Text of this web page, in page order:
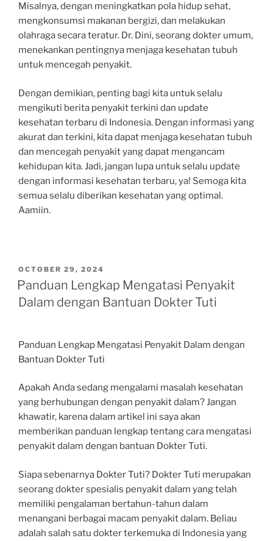
Misalnya, dengan meningkatkan pola hidup sehat,
mengkonsumsi makanan bergizi, dan melakukan
olahraga secara teratur. Dr. Dini, seorang dokter umum,
menekankan pentingnya menjaga kesehatan tubuh
untuk mencegah penyakit.
Dengan demikian, penting bagi kita untuk selalu
mengikuti berita penyakit terkini dan update
kesehatan terbaru di Indonesia. Dengan informasi yang
akurat dan terkini, kita dapat menjaga kesehatan tubuh
dan mencegah penyakit yang dapat mengancam
kehidupan kita. Jadi, jangan lupa untuk selalu update
dengan informasi kesehatan terbaru, ya! Semoga kita
semua selalu diberikan kesehatan yang optimal.
Aamiin.
POSTED
ON
OCTOBER 29, 2024
Panduan Lengkap Mengatasi Penyakit
Dalam dengan Bantuan Dokter Tuti
Panduan Lengkap Mengatasi Penyakit Dalam dengan
Bantuan Dokter Tuti
Apakah Anda sedang mengalami masalah kesehatan
yang berhubungan dengan penyakit dalam? Jangan
khawatir, karena dalam artikel ini saya akan
memberikan panduan lengkap tentang cara mengatasi
penyakit dalam dengan bantuan Dokter Tuti.
Siapa sebenarnya Dokter Tuti? Dokter Tuti merupakan
seorang dokter spesialis penyakit dalam yang telah
memiliki pengalaman bertahun-tahun dalam
menangani berbagai macam penyakit dalam. Beliau
adalah salah satu dokter terkemuka di Indonesia yang